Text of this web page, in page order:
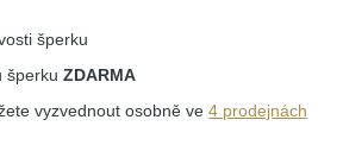
šperku
šperkuZDARMA
vyzvednout osobně ve4 prodejnách